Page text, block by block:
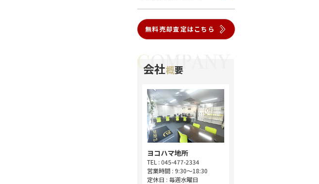
無料売却査定はこちら
会社概要
ヨコハマ地所
TEL : 045-477-2334
営業時間 : 9:30～18:30
定休日 : 毎週水曜日